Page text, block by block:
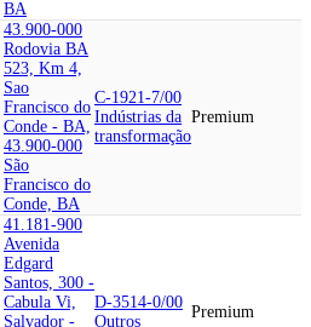
BA
43.900-000
Rodovia BA
523, Km 4,
Sao
Francisco do
Conde - BA,
43.900-000
São
Francisco do
Conde, BA
C-1921-7/00
Indústrias da
transformação
Premium
41.181-900
Avenida
Edgard
Santos, 300 -
Cabula Vi,
Salvador -
D-3514-0/00
Outros
Premium